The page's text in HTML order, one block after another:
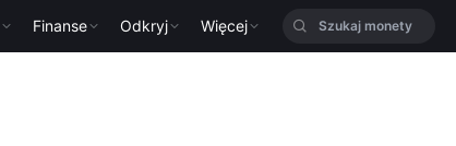
Finanse Odkryj Więcej